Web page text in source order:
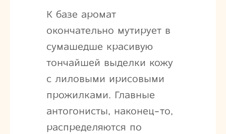
К базе аромат
окончательно мутирует в
сумашедше красивую
тончайшей выделки кожу
с лиловыми ирисовыми
прожилками. Главные
антогонисты, наконец-то,
распределяются по